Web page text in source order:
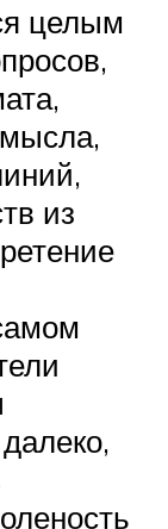
целым
из